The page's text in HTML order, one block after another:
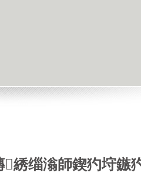
綉缁滃師鍥犳垨鏃